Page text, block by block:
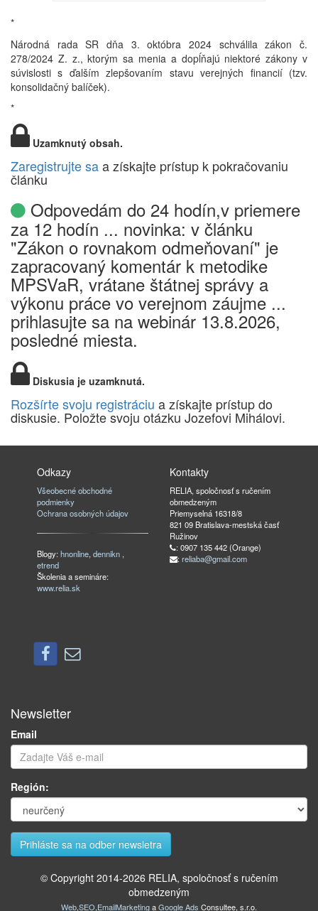
*
Národná rada SR dňa 3. októbra 2024 schválila zákon č.
278/2024 Z. z., ktorým sa menia a dopĺňajú niektoré zákony v
súvislosti s ďalším zlepšovaním stavu verejných financií (tzv.
konsolidačný balíček).
*
Uzamknutý obsah.
Zaregistrujte saa získajte prístup k pokračovaniu
článku
Odpovedám do 24 hodín,v priemere
za 12 hodín ... novinka: v článku
"Zákon o rovnakom odmeňovaní" je
zapracovaný komentár k metodike
MPSVaR, vrátane štátnej správy a
výkonu práce vo verejnom záujme ...
prihlasujte sa na webinár 13.8.2026,
posledné miesta.
Diskusia je uzamknutá.
Rozšírte svoju registráciu a získajte prístup do
diskusie. Položte svoju otázku Jozefovi Mihálovi.
Odkazy
Všeobecné obchodné
podmienky
Ochrana osobných údajov
Blogy:hnonline,dennikn ,
etrend
Školenia a semináre:
www.relia.sk
Kontakty
RELIA, spoločnosť s ručením
obmedzeným
Priemyselná 16318/8
821 09 Bratislava-mestská časť
Ružinov
: 0907 135 442 (Orange)
: reliaba@gmail.com
Newsletter
Email
Región:
© Copyright 2014-2026 RELIA, spoločnosť s ručením
obmedzeným
Web,SEO,EmailMarketingaGoogle Ads Consultee, s.r.o.